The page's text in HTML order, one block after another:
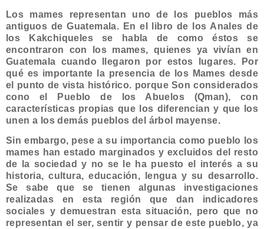
Los mames representan uno de los pueblos más
antiguos de Guatemala. En el libro de los Anales de
los Kakchiqueles se habla de como éstos se
encontraron con los mames, quienes ya vivían en
Guatemala cuan­do llegaron por estos lugares. Por
qué es importante la presencia de los Mames desde
el punto de vista his­tórico. porque Son considerados
cono el Pueblo de los Abuelos (Qman), con
características propias que los diferencian y que los
unen a los demás pueblos del árbol mayense.
Sin embargo, pese a su importancia como pueblo los
mames han estado marginados y excluidos del resto
de la sociedad y no se le ha puesto el interés a su
historia, cultura, educación, lengua y su desarrollo.
Se sabe que se tienen algunas investigaciones
realizadas en esta región que dan indicadores
sociales y demues­tran esta situación, pero que no
representan el ser, sentir y pensar de este pueblo, ya